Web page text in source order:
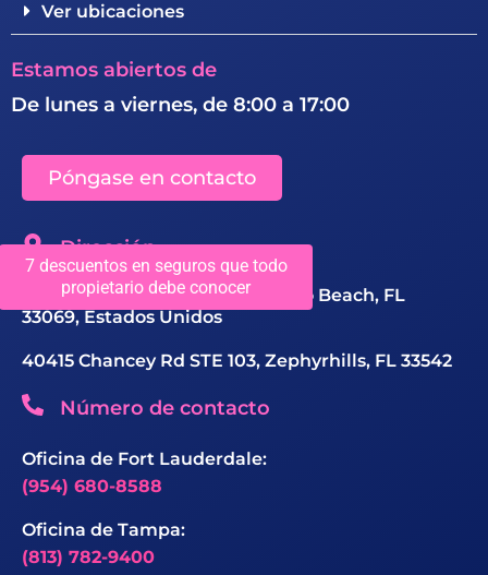
7 descuentos en seguros que todo
propietario debe conocer
Ver ubicaciones
Estamos abiertos de
De lunes a viernes, de 8:00 a 17:00
Póngase en contacto
Dirección
1150 SW 10th Ave #201, Pompano Beach, FL
33069, Estados Unidos
40415 Chancey Rd STE 103, Zephyrhills, FL 33542
Número de contacto
Oficina de Fort Lauderdale:
(954) 680-8588
Oficina de Tampa:
(813) 782-9400